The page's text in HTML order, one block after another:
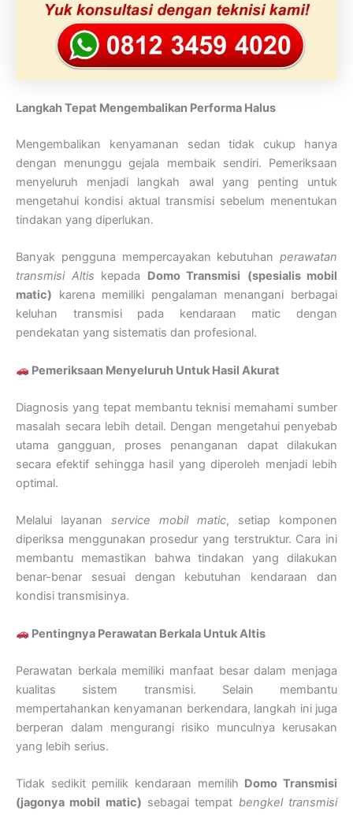
Langkah Tepat Mengembalikan Performa Halus
Mengembalikan kenyamanan sedan tidak cukup hanya
dengan menunggu gejala membaik sendiri. Pemeriksaan
menyeluruh menjadi langkah awal yang penting untuk
mengetahui kondisi aktual transmisi sebelum menentukan
tindakan yang diperlukan.
Banyak pengguna mempercayakan kebutuhan perawatan
transmisi Altis kepada Domo Transmisi
(spesialis mobil
matic) karena memiliki pengalaman menangani berbagai
keluhan transmisi pada kendaraan matic dengan
pendekatan yang sistematis dan profesional.
Pemeriksaan Menyeluruh Untuk Hasil Akurat
Diagnosis yang tepat membantu teknisi memahami sumber
masalah secara lebih detail. Dengan mengetahui penyebab
utama gangguan, proses penanganan dapat dilakukan
secara efektif sehingga hasil yang diperoleh menjadi lebih
optimal.
Melalui layanan service mobil matic, setiap komponen
diperiksa menggunakan prosedur yang terstruktur. Cara ini
membantu memastikan bahwa tindakan yang dilakukan
benar-benar sesuai dengan kebutuhan kendaraan dan
kondisi transmisinya.
Pentingnya Perawatan Berkala Untuk Altis
Perawatan berkala memiliki manfaat besar dalam menjaga
kualitas sistem transmisi. Selain membantu
mempertahankan kenyamanan berkendara, langkah ini juga
berperan dalam mengurangi risiko munculnya kerusakan
yang lebih serius.
Tidak sedikit pemilik kendaraan memilih Domo Transmisi
(jagonya mobil matic) sebagai tempat bengkel transmisi